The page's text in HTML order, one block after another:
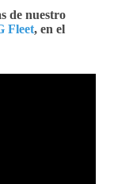
de nuestro
Fleet, en el